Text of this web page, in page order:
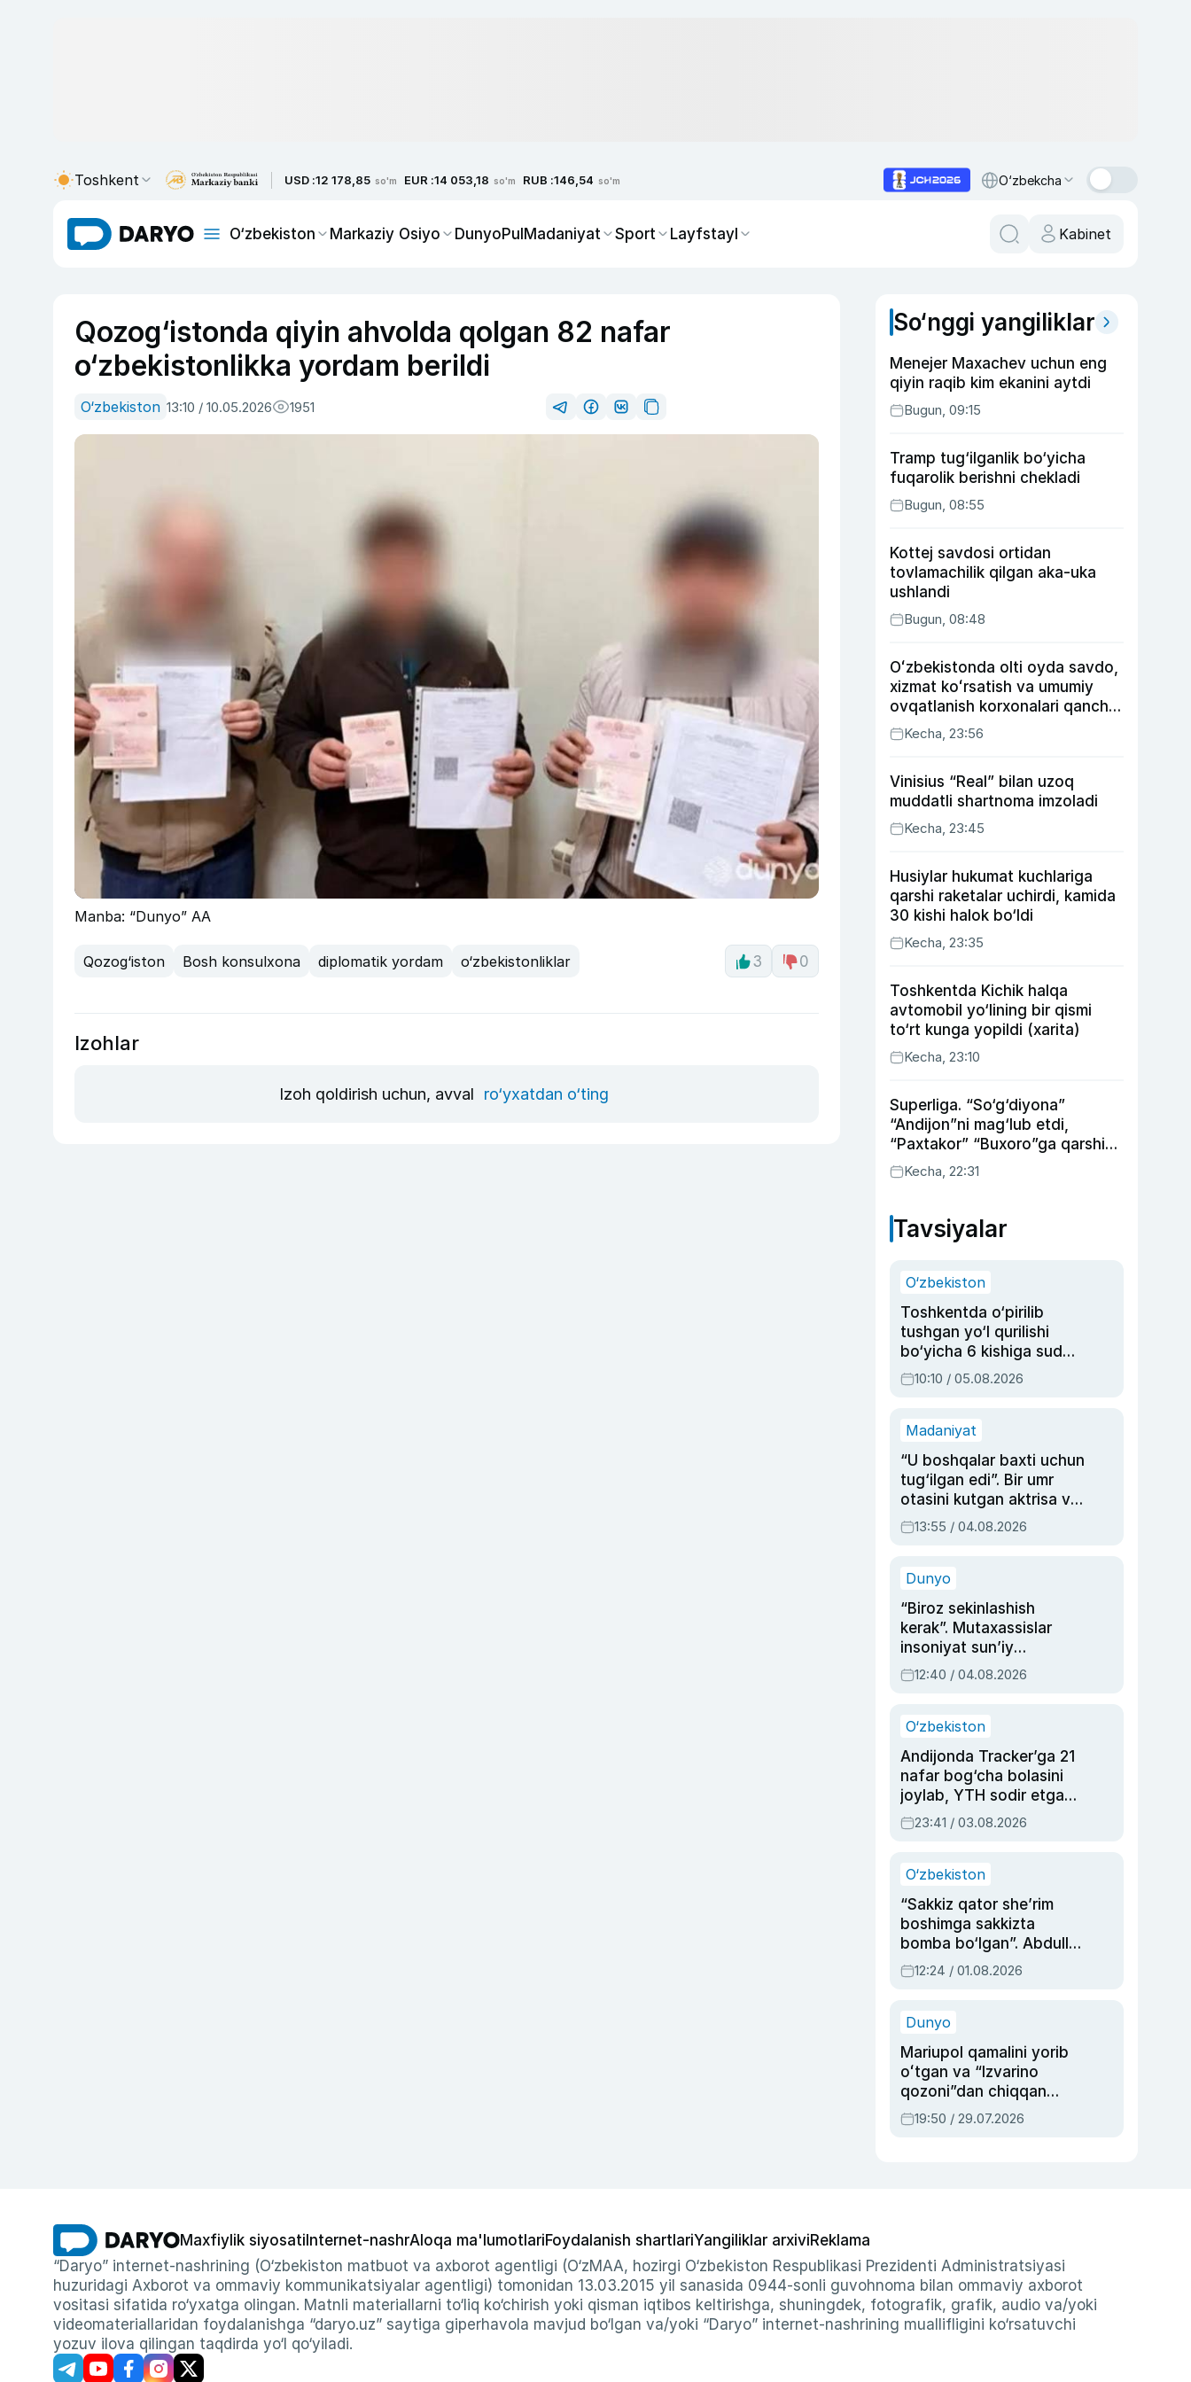
Toshkent USD :12 178,85 so'm EUR :14 053,18 so'm RUB :146,54 so'm O‘zbekcha
O‘zbekiston Markaziy Osiyo DunyoPulMadaniyat Sport Layfstayl Kabinet
Qozog‘istonda qiyin ahvolda qolgan 82 nafar
o‘zbekistonlikka yordam berildi
O‘zbekiston 13:10 / 10.05.2026 1951
Manba: “Dunyo” AA
Qozog‘iston Bosh konsulxona diplomatik yordam o‘zbekistonliklar 3 0
Izohlar
Izoh qoldirish uchun, avval ro‘yxatdan o‘ting
So‘nggi yangiliklar
Menejer Maxachev uchun eng
qiyin raqib kim ekanini aytdi
Bugun, 09:15
Tramp tug‘ilganlik bo‘yicha
fuqarolik berishni chekladi
Bugun, 08:55
Kottej savdosi ortidan
tovlamachilik qilgan aka-uka
ushlandi
Bugun, 08:48
Oʻzbekistonda olti oyda savdo,
xizmat koʻrsatish va umumiy
ovqatlanish korxonalari qancha
soliq toʻlagani ochiqlandi
Kecha, 23:56
Vinisius “Real” bilan uzoq
muddatli shartnoma imzoladi
Kecha, 23:45
Husiylar hukumat kuchlariga
qarshi raketalar uchirdi, kamida
30 kishi halok bo‘ldi
Kecha, 23:35
Toshkentda Kichik halqa
avtomobil yo‘lining bir qismi
to‘rt kunga yopildi (xarita)
Kecha, 23:10
Superliga. “So‘g‘diyona”
“Andijon”ni mag‘lub etdi,
“Paxtakor” “Buxoro”ga qarshi
bahsda g‘alabani qo‘ldan
chiqardi
Kecha, 22:31
Tavsiyalar
O‘zbekiston
Toshkentda o‘pirilib
tushgan yo‘l qurilishi
bo‘yicha 6 kishiga sud
hukmi o‘qildi
10:10 / 05.08.2026
Madaniyat
“U boshqalar baxti uchun
tug‘ilgan edi”. Bir umr
otasini kutgan aktrisa va
dublyaj ustasi Rimma
Ahmedovaning
13:55 / 04.08.2026
Dunyo
“Biroz sekinlashish
kerak”. Mutaxassislar
insoniyat sun’iy
intellektni boshqara
olmay qolishidan xavotir
12:40 / 04.08.2026
O‘zbekiston
Andijonda Tracker’ga 21
nafar bog‘cha bolasini
joylab, YTH sodir etgan
ayolga sud hukmi o‘qildi
23:41 / 03.08.2026
O‘zbekiston
“Sakkiz qator she’rim
boshimga sakkizta
bomba bo‘lgan”. Abdulla
Oripovni siyosiy
ayblovlardan asrab
12:24 / 01.08.2026
Dunyo
Mariupol qamalini yorib
oʻtgan va “Izvarino
qozoni”dan chiqqan
qahramon — Ukraina
armiyasi bosh
19:50 / 29.07.2026
Maxfiylik siyosati Internet-nashrAloqa ma'lumotlariFoydalanish shartlariYangiliklar arxiviReklama
“Daryo” internet-nashrining (O‘zbekiston matbuot va axborot agentligi (O‘zMAA, hozirgi O‘zbekiston Respublikasi Prezidenti Administratsiyasi
huzuridagi Axborot va ommaviy kommunikatsiyalar agentligi) tomonidan 13.03.2015 yil sanasida 0944-sonli guvohnoma bilan ommaviy axborot
vositasi sifatida ro‘yxatga olingan. Matnli materiallarni to‘liq ko‘chirish yoki qisman iqtibos keltirishga, shuningdek, fotografik, grafik, audio va/yoki
videomateriallaridan foydalanishga “daryo.uz” saytiga giperhavola mavjud bo‘lgan va/yoki “Daryo” internet-nashrining muallifligini ko‘rsatuvchi
yozuv ilova qilingan taqdirda yo‘l qo‘yiladi.